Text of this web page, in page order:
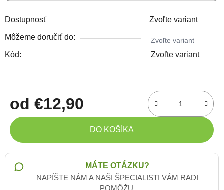
Dostupnosť Zvoľte variant
Môžeme doručiť do: Zvoľte variant
Kód: Zvoľte variant
od €12,90
Jednotková cena:
DO KOŠÍKA
MÁTE OTÁZKU?
NAPÍŠTE NÁM A NAŠI ŠPECIALISTI VÁM RADI
POMÔŽU.